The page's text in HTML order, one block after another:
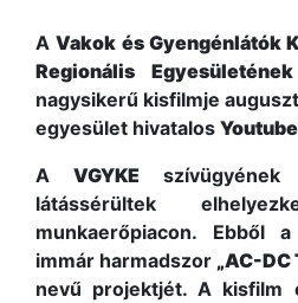
AVakok és Gyengénlátók
Regionális
nagysikerű kisfilmje
egyesület hivatalos Youtube
A VGYKE
látássérültek
munkaerőpiacon. Ebből
immár harmadszor „AC-DC
nevű projektjét. A kisfilm